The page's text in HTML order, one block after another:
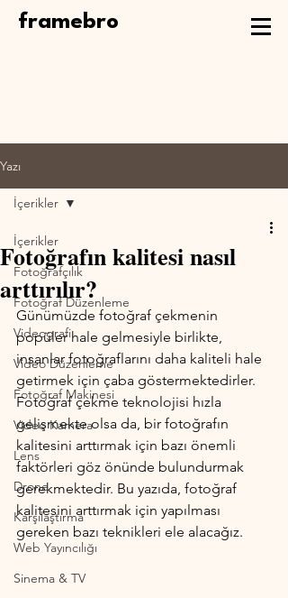
framebro
Yazı
İçerikler
Fotoğrafçılık
Fotoğraf Düzenleme
Videografi
Video Düzenleme
Fotoğraf Makinesi
Video Kamera
Lens
Drone
Karşılaştırma
Web Yayıncılığı
Sinema & TV
İçerikler
Fotoğrafın kalitesi nasıl
arttırılır?
Günümüzde fotoğraf çekmenin
popüler hale gelmesiyle birlikte,
insanlar fotoğraflarını daha kaliteli hale
getirmek için çaba göstermektedirler.
Fotoğraf çekme teknolojisi hızla
gelişmekte olsa da, bir fotoğrafın
kalitesini arttırmak için bazı önemli
faktörleri göz önünde bulundurmak
gerekmektedir. Bu yazıda, fotoğraf
kalitesini arttırmak için yapılması
gereken bazı teknikleri ele alacağız.